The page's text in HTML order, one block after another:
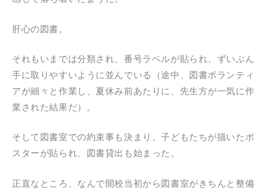
肝心の図書。
それもいまでは分類され、番号ラベルが貼られ、ずいぶん
手に取りやすいように並んでいる（途中、図書ボランティ
アが細々と作業し、夏休み前あたりに、先生方が一気に作
業された結果だ）。
そして図書室での約束事も決まり、子どもたちが描いたポ
スターが貼られ、図書貸出も始まった。
正直なところ、なんで開校当初から図書室がきちんと整備